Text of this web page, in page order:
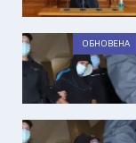
ОБНОВЕНА